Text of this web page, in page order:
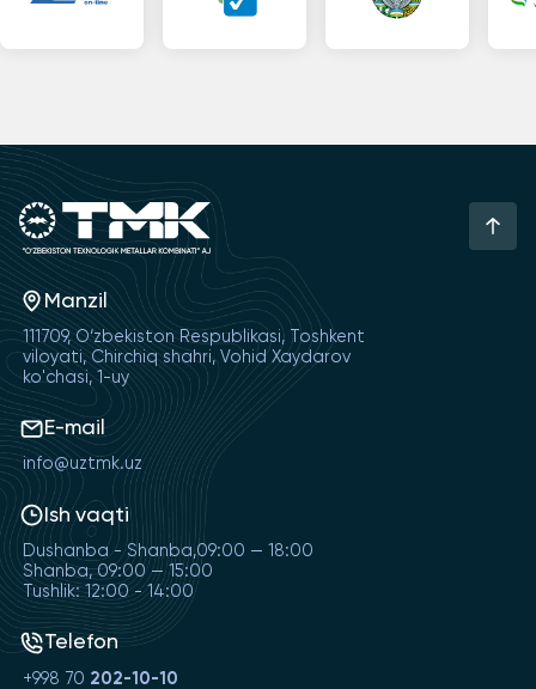
Manzil
111709, O‘zbekiston Respublikasi, Toshkent
viloyati, Chirchiq shahri, Vohid Xaydarov
ko'chasi, 1-uy
E-mail
info@uztmk.uz
Ish vaqti
Dushanba - Shanba,09:00 — 18:00
Shanba, 09:00 — 15:00
Tushlik: 12:00 - 14:00
Telefon
+998 70 202-10-10